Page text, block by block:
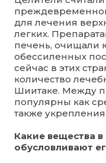
для лечения
легких.
печень, очищали
обессиленных
сейчас в этих
количество
Шиитаке. Между
популярны как
также
Какие вещества
обусловливают